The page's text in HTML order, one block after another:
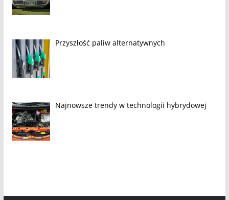
Przyszłość paliw alternatywnych
Najnowsze trendy w technologii hybrydowej